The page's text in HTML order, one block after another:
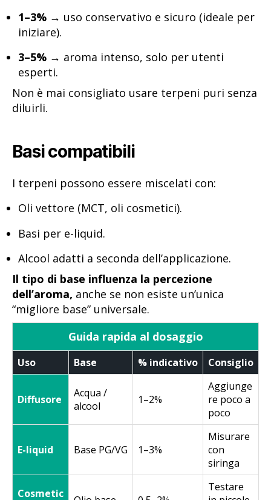
1–3% → uso conservativo e sicuro (ideale per
iniziare).
3–5% → aroma intenso, solo per utenti
esperti.
Non è mai consigliato usare terpeni puri senza
diluirli.
Basi compatibili
I terpeni possono essere miscelati con:
Oli vettore (MCT, oli cosmetici).
Basi per e-liquid.
Alcool adatti a seconda dell’applicazione.
Il tipo di base influenza la percezione
dell’aroma, anche se non esiste un’unica
“migliore base” universale.
Guida rapida al dosaggio
Uso Base % indicativo Consiglio
Diffusore
Acqua /
alcool
1–2%
Aggiunge
re poco a
poco
E-liquid Base PG/VG 1–3%
Misurare
con
siringa
Cosmetic
Testare